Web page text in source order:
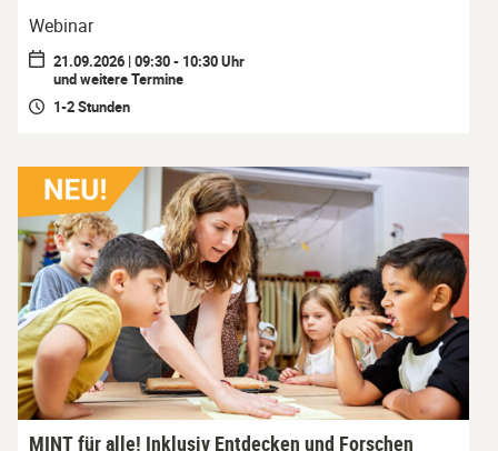
Webinar
21.09.2026 | 09:30 - 10:30 Uhr
und weitere Termine
1-2 Stunden
MINT für alle! Inklusiv Entdecken und Forschen